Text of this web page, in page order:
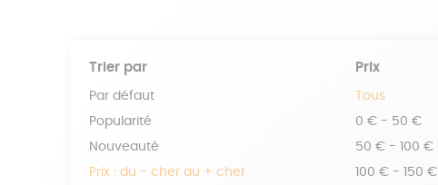
Trier par
Par défaut
Popularité
Nouveauté
Prix : du - cher au + cher
Prix
Tous
0 € - 50 €
50 € - 100 €
100 € - 150 €